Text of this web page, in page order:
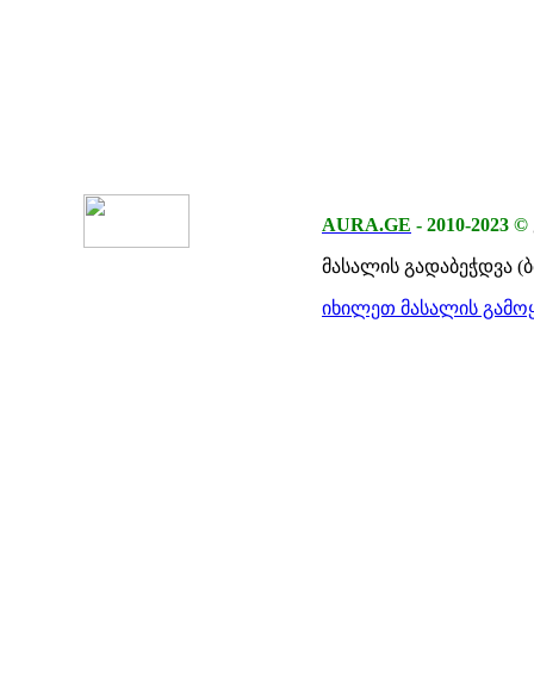
AURA.GE - 2010-2023 ©
მასალის გადაბეჭდვა
იხილეთ მასალის